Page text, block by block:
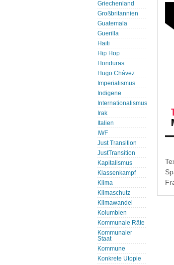
Griechenland
Großbritannien
Guatemala
Guerilla
Haiti
Hip Hop
Honduras
Hugo Chávez
Imperialismus
Indigene
Internationalismus
Irak
Italien
IWF
Just Transition
JustTransition
Kapitalismus
Klassenkampf
Klima
Klimaschutz
Klimawandel
Kolumbien
Kommunale Räte
Kommunaler
Staat
Kommune
Konkrete Utopie